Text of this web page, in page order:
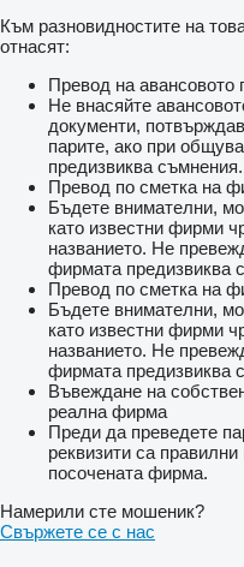
Към разновидностите на
отнасят:
Превод на авансовото
Не внасяйте
документи,
парите, ако при
предизвиква съмнения.
Превод по сметка на
Бъдете внимателни,
като известни фирми
названието. Не
фирмата предизвиква
Превод по сметка на
Бъдете внимателни,
като известни фирми
названието. Не
фирмата предизвиква
Въвеждане на
реална фирма
Преди да преведете
реквизити са
посочената фирма.
Намерили сте мошеник?
Свържете се с нас